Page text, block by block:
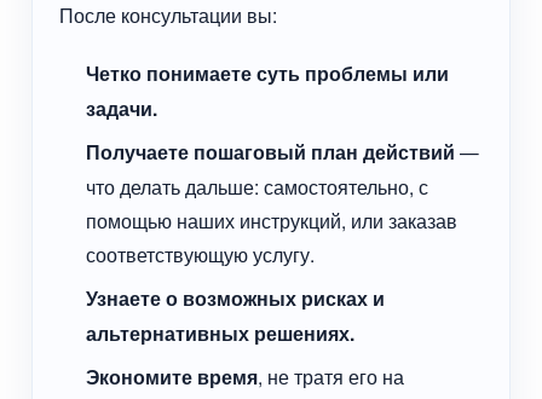
После консультации вы:
Четко понимаете суть проблемы или
задачи.
Получаете пошаговый план действий —
что делать дальше: самостоятельно, с
помощью наших инструкций, или заказав
соответствующую услугу.
Узнаете о возможных рисках и
альтернативных решениях.
Экономите время, не тратя его на